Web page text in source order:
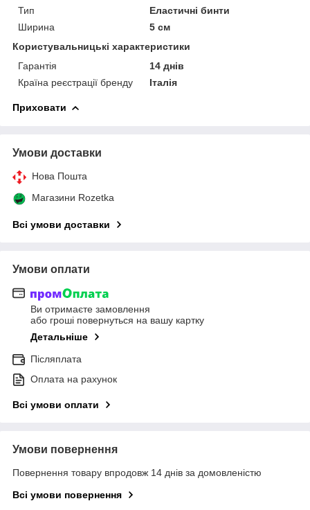
Тип
Еластичні бинти
Ширина
5 см
Користувальницькі характеристики
Гарантія
14 днів
Країна реєстрації бренду
Італія
Приховати
Умови доставки
Нова Пошта
Магазини Rozetka
Всі умови доставки
Умови оплати
Ви отримаєте замовлення
або гроші повернуться на вашу картку
Детальніше
Післяплата
Оплата на рахунок
Всі умови оплати
Умови повернення
Повернення товару впродовж 14 днів за домовленістю
Всі умови повернення